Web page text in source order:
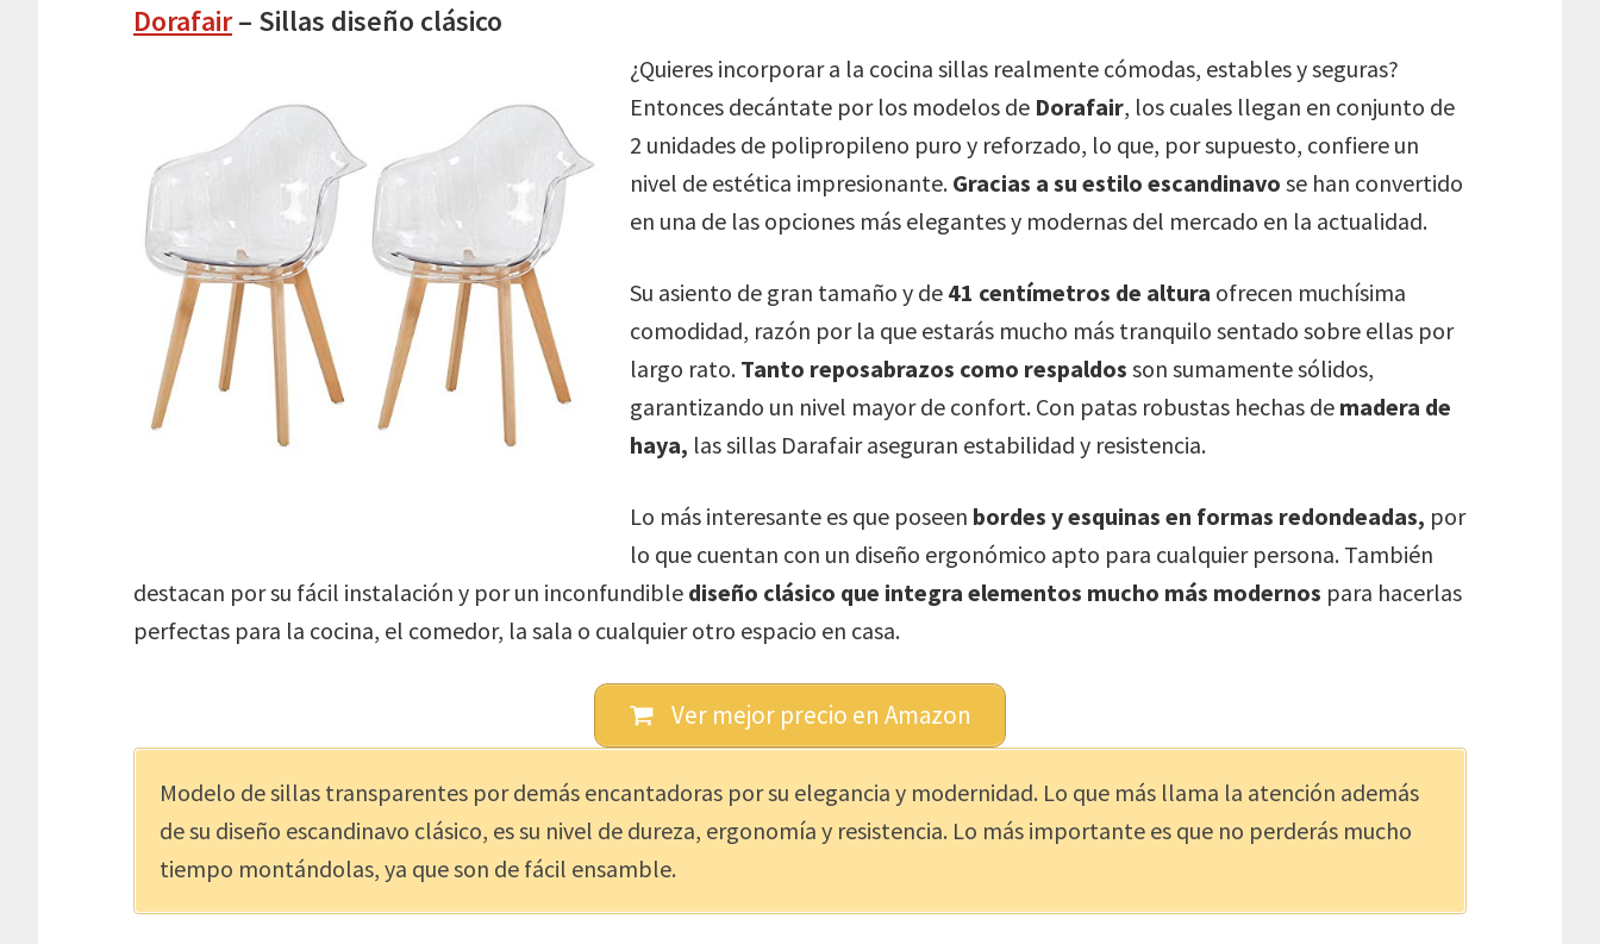
Dorafair– Sillas diseño clásico
¿Quieres incorporar a la cocina sillas realmente cómodas, estables y seguras?
Entonces decántate por los modelos de Dorafair, los cuales llegan en conjunto de
2 unidades de polipropileno puro y reforzado, lo que, por supuesto, confiere un
nivel de estética impresionante. Gracias a su estilo escandinavo se han convertido
en una de las opciones más elegantes y modernas del mercado en la actualidad.
Su asiento de gran tamaño y de 41 centímetros de altura ofrecen muchísima
comodidad, razón por la que estarás mucho más tranquilo sentado sobre ellas por
largo rato. Tanto reposabrazos como respaldos son sumamente sólidos,
garantizando un nivel mayor de confort. Con patas robustas hechas de madera de
haya, las sillas Darafair aseguran estabilidad y resistencia.
Lo más interesante es que poseen bordes y esquinas en formas redondeadas, por
lo que cuentan con un diseño ergonómico apto para cualquier persona. También
destacan por su fácil instalación y por un inconfundible diseño clásico que integra elementos mucho más modernos para hacerlas
perfectas para la cocina, el comedor, la sala o cualquier otro espacio en casa.
Ver mejor precio en Amazon
Modelo de sillas transparentes por demás encantadoras por su elegancia y modernidad. Lo que más llama la atención además
de su diseño escandinavo clásico, es su nivel de dureza, ergonomía y resistencia. Lo más importante es que no perderás mucho
tiempo montándolas, ya que son de fácil ensamble.